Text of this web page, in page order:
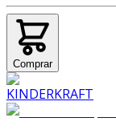
Comprar